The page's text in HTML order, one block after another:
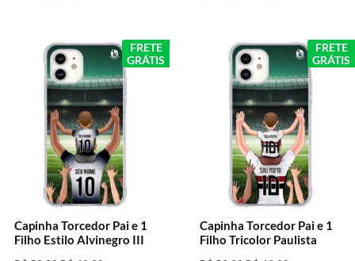
FRETE
GRÁTIS
Capinha Torcedor Pai e 1
Filho Estilo Alvinegro III
O
preço
original
era:
R$ 59,90.
O
preço
atual
é:
R$ 49,90.
FRETE
GRÁTIS
Capinha Torcedor Pai e 1
Filho Tricolor Paulista
O
preço
original
era:
R$ 59,90.
O
preço
atual
é:
R$ 49,90.